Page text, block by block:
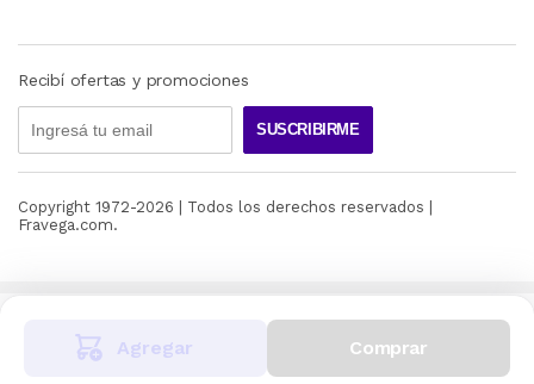
Comprar
Agregar
Recibí ofertas y promociones
SUSCRIBIRME
Copyright 1972-2026 | Todos los derechos reservados |
Fravega.com.